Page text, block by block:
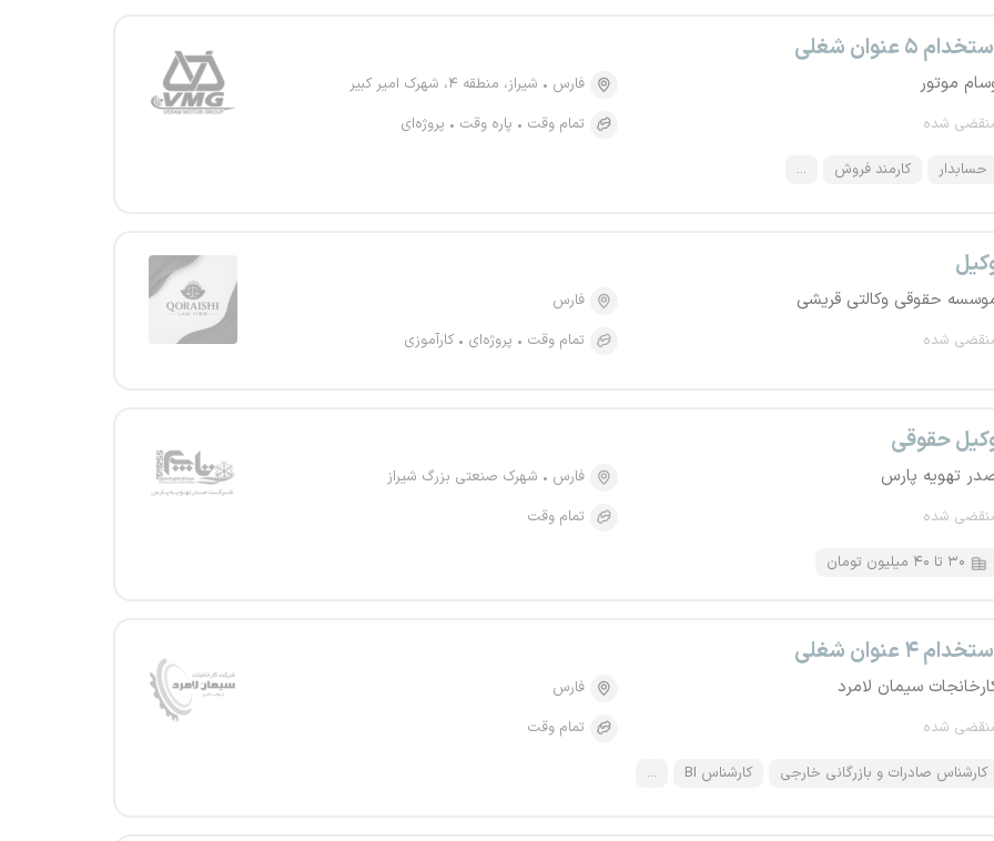
۵ عنوان شغلی
موتور
شده
فارس
شیراز، منطقه ۴، شهرک امیر کبیر
تمام وقت
پاره وقت پروژه‌ای
حسابدار کارمند فروش ...
حقوقی وکالتی قریشی
شده
فارس
تمام وقت
پروژه‌ای کارآموزی
حقوقی
تهویه پارس
شده
فارس
شهرک صنعتی بزرگ شیراز
تمام وقت
۳۰ تا ۴۰ میلیون تومان
۴ عنوان شغلی
سیمان لامرد
شده
فارس
تمام وقت
کارشناس صادرات و بازرگانی خارجی کارشناس BI ...